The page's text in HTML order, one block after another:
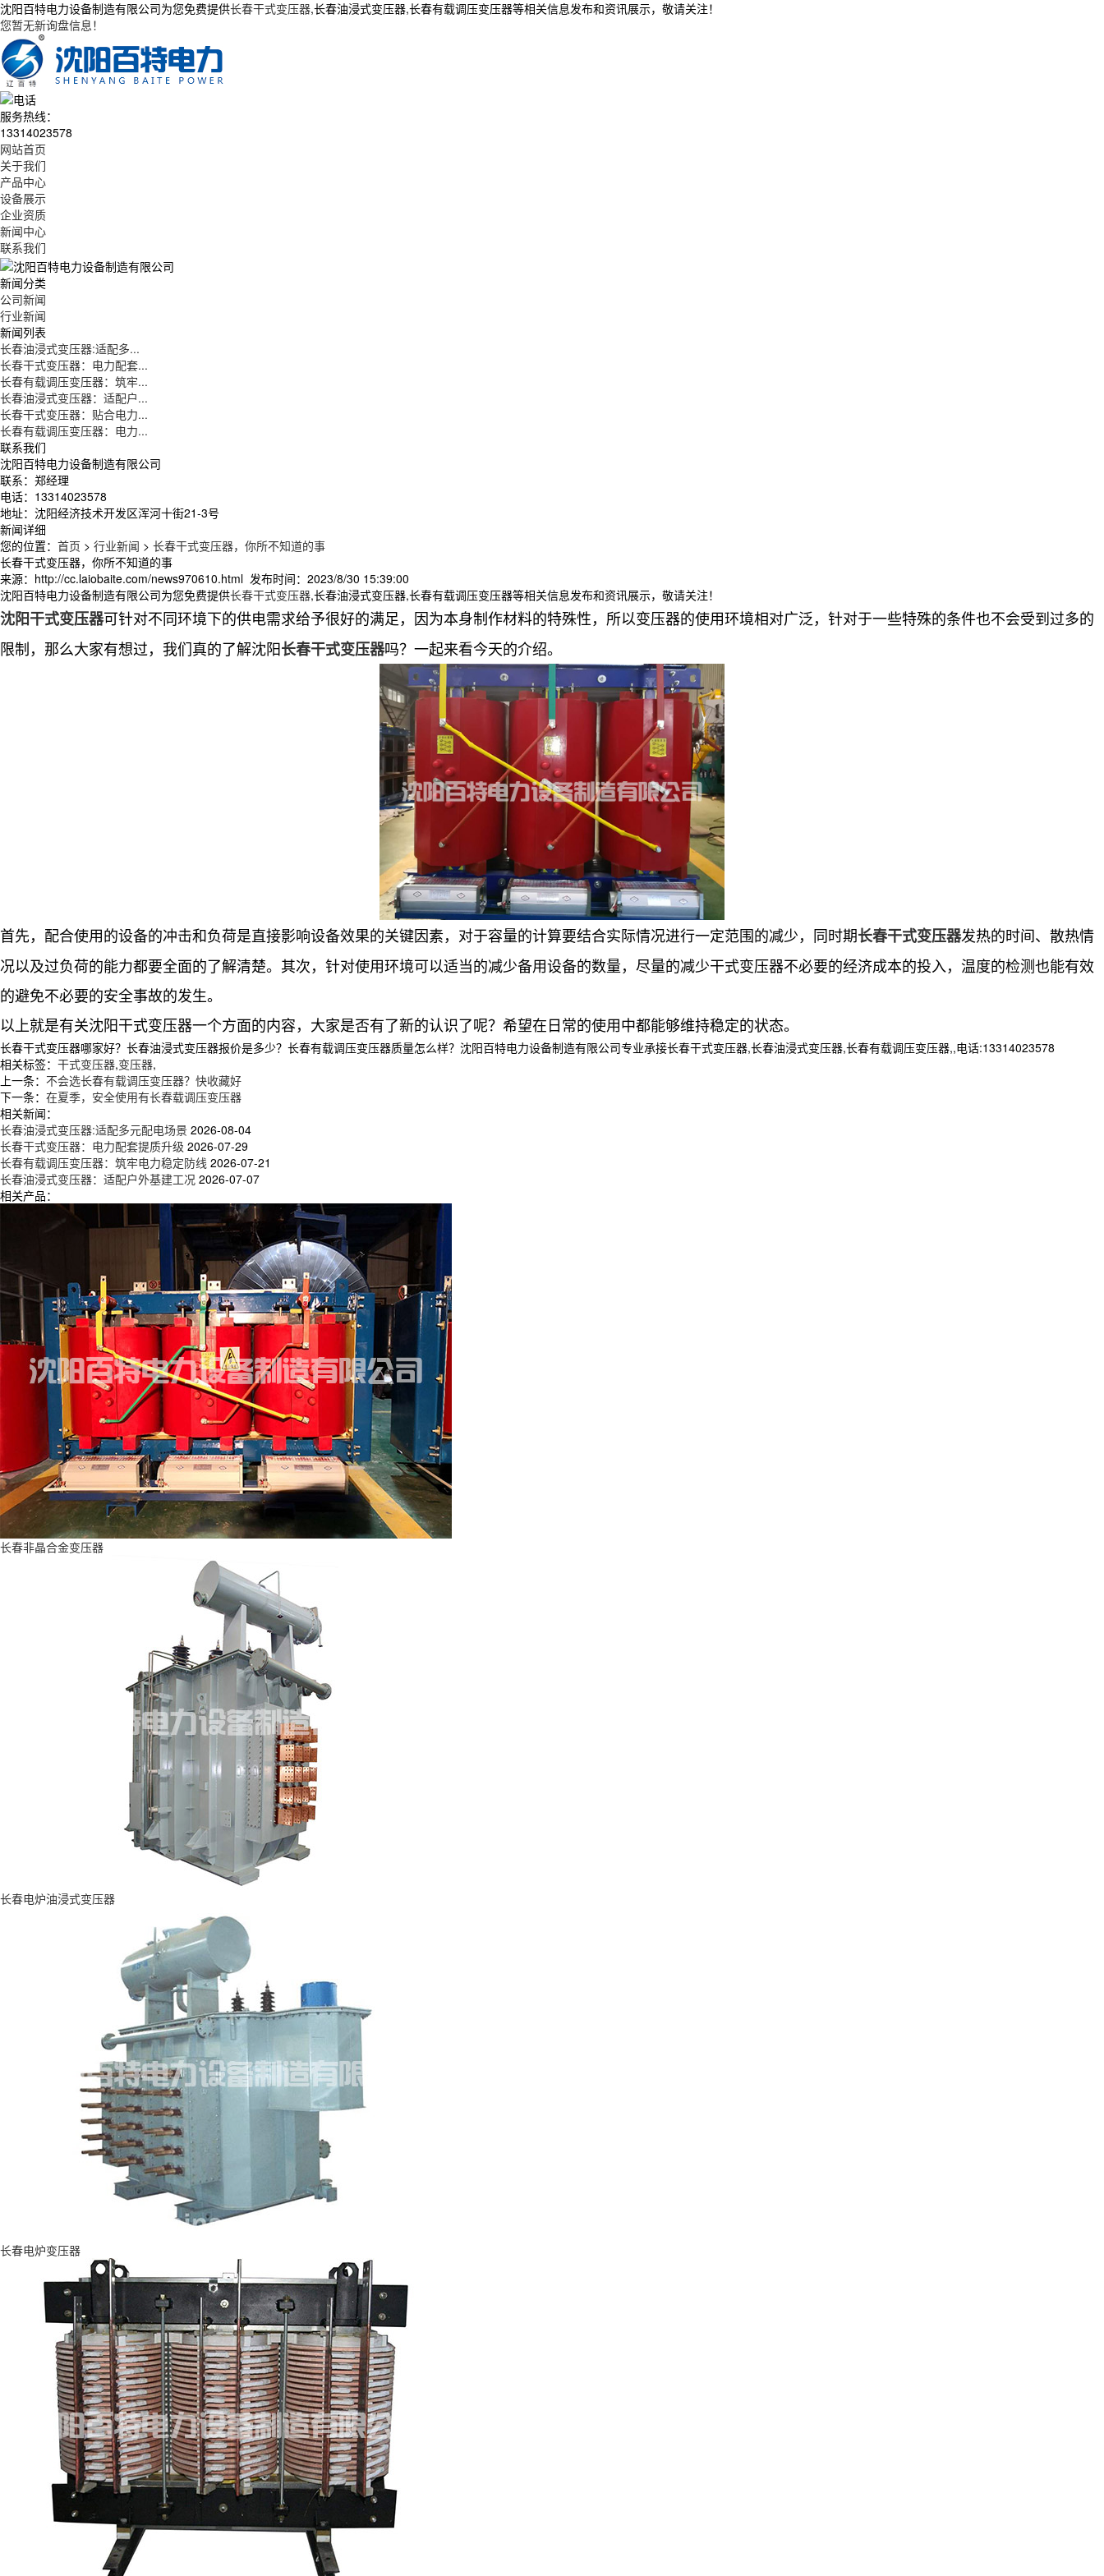
沈阳百特电力设备制造有限公司为您免费提供长春干式变压器,长春油浸式变压器,长春有载调压变压器等相关信息发布和资讯展示，敬请关注！
您暂无新询盘信息！
服务热线：
13314023578
网站首页
关于我们
产品中心
设备展示
企业资质
新闻中心
联系我们
新闻分类
公司新闻
行业新闻
新闻列表
长春油浸式变压器:适配多...
长春干式变压器：电力配套...
长春有载调压变压器：筑牢...
长春油浸式变压器：适配户...
长春干式变压器：贴合电力...
长春有载调压变压器：电力...
联系我们
沈阳百特电力设备制造有限公司
联系：郑经理
电话：13314023578
地址：沈阳经济技术开发区浑河十街21-3号
新闻详细
您的位置： 首页 > 行业新闻 > 长春干式变压器，你所不知道的事
长春干式变压器，你所不知道的事
来源：http://cc.laiobaite.com/news970610.html 发布时间：2023/8/30 15:39:00
沈阳百特电力设备制造有限公司为您免费提供长春干式变压器,长春油浸式变压器,长春有载调压变压器等相关信息发布和资讯展示，敬请关注！
沈阳干式变压器可针对不同环境下的供电需求给予很好的满足，因为本身制作材料的特殊性，所以变压器的使用环境相对广泛，针对于一些特殊的条件也不会受到过多的
限制，那么大家有想过，我们真的了解沈阳长春干式变压器吗？一起来看今天的介绍。
首先，配合使用的设备的冲击和负荷是直接影响设备效果的关键因素，对于容量的计算要结合实际情况进行一定范围的减少，同时期长春干式变压器发热的时间、散热情
况以及过负荷的能力都要全面的了解清楚。其次， 针对使用环境可以适当的减少备用设备的数量，尽量的减少干式变压器不必要的经济成本的投入，温度的检测也能有效
的避免不必要的安全事故的发生。
以上就是有关沈阳干式变压器一个方面的内容，大家是否有了新的认识了呢？希望在日常的使用中都能够维持稳定的状态。
长春干式变压器哪家好？长春油浸式变压器报价是多少？长春有载调压变压器质量怎么样？沈阳百特电力设备制造有限公司专业承接长春干式变压器,长春油浸式变压器,长春有载调压变压器,,电话:13314023578
相关标签： 干式变压器,变压器,
上一条： 不会选长春有载调压变压器？快收藏好
下一条： 在夏季，安全使用有长春载调压变压器
相关新闻：
长春油浸式变压器:适配多元配电场景 2026-08-04
长春干式变压器：电力配套提质升级 2026-07-29
长春有载调压变压器：筑牢电力稳定防线 2026-07-21
长春油浸式变压器：适配户外基建工况 2026-07-07
相关产品：
长春非晶合金变压器
长春电炉油浸式变压器
长春电炉变压器